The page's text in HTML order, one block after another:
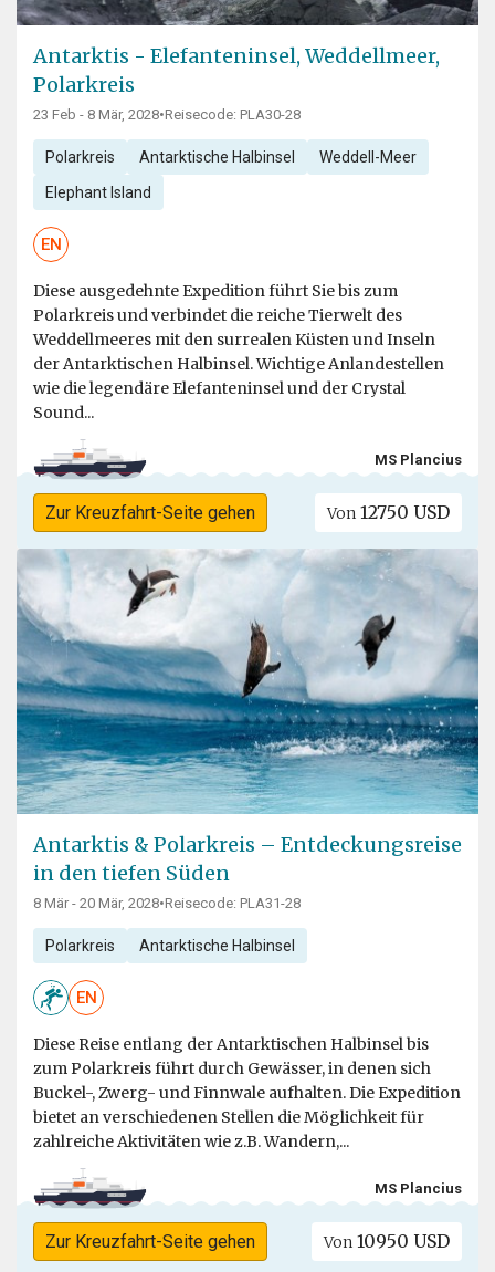
Antarktis - Elefanteninsel, Weddellmeer,
Polarkreis
23 Feb - 8 Mär, 2028•Reisecode: PLA30-28
Polarkreis Antarktische Halbinsel Weddell-Meer
Elephant Island
EN
Diese ausgedehnte Expedition führt Sie bis zum
Polarkreis und verbindet die reiche Tierwelt des
Weddellmeeres mit den surrealen Küsten und Inseln
der Antarktischen Halbinsel. Wichtige Anlandestellen
wie die legendäre Elefanteninsel und der Crystal
Sound...
MS Plancius
Zur Kreuzfahrt-Seite gehen Von 12750 USD
Antarktis & Polarkreis – Entdeckungsreise
in den tiefen Süden
8 Mär - 20 Mär, 2028•Reisecode: PLA31-28
Polarkreis Antarktische Halbinsel
EN
Diese Reise entlang der Antarktischen Halbinsel bis
zum Polarkreis führt durch Gewässer, in denen sich
Buckel-, Zwerg- und Finnwale aufhalten. Die Expedition
bietet an verschiedenen Stellen die Möglichkeit für
zahlreiche Aktivitäten wie z.B. Wandern,...
MS Plancius
Zur Kreuzfahrt-Seite gehen Von 10950 USD